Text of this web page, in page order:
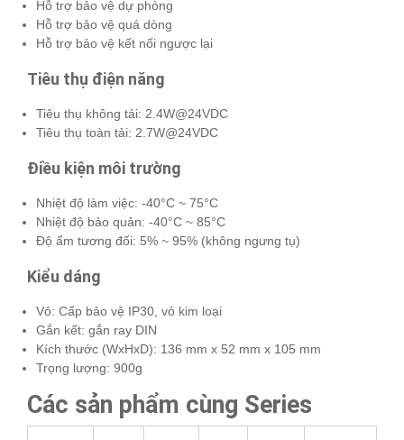
Hỗ trợ bảo vệ dự phòng
Hỗ trợ bảo vệ quá dòng
Hỗ trợ bảo vệ kết nối ngược lại
Tiêu thụ điện năng
Tiêu thụ không tải: 2.4W@24VDC
Tiêu thụ toàn tải: 2.7W@24VDC
Điều kiện môi trường
Nhiệt độ làm việc: -40°C ~ 75°C
Nhiệt độ bảo quản: -40°C ~ 85°C
Độ ẩm tương đối: 5% ~ 95% (không ngưng tụ)
Kiểu dáng
Vỏ: Cấp bảo vệ IP30, vỏ kim loại
Gắn kết: gắn ray DIN
Kích thước (WxHxD): 136 mm x 52 mm x 105 mm
Trọng lượng: 900g
Các sản phẩm cùng Series